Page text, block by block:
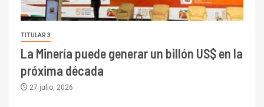
TITULAR 3
La Minería puede generar un billón US$ en la
próxima década
27 julio, 2026